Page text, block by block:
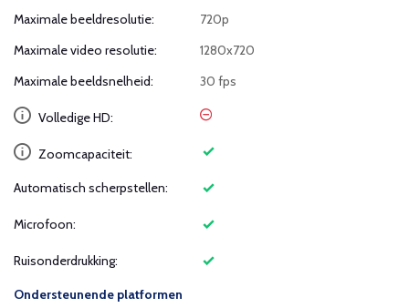
Maximale beeldresolutie:
720p
Maximale video resolutie:
1280x720
Maximale beeldsnelheid:
30 fps
Volledige HD:
Zoomcapaciteit:
Automatisch scherpstellen:
Microfoon:
Ruisonderdrukking:
Ondersteunende platformen